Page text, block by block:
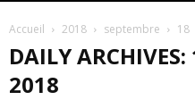
Accueil 2018 septembre 18
DAILY ARCHIVES:
2018